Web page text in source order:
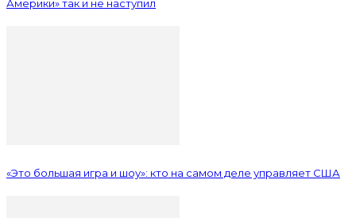
Америки» так и не наступил
«Это большая игра и шоу»: кто на самом деле управляет США